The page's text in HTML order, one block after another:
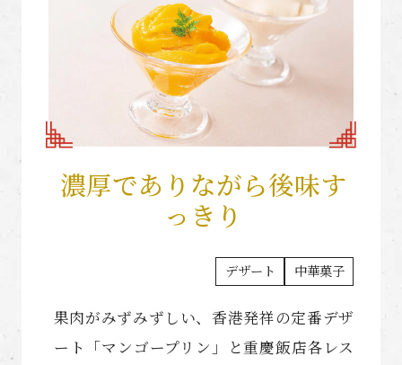
濃厚でありながら後味す
っきり
デザート 中華菓子
果肉がみずみずしい、香港発祥の定番デザ
ート「マンゴープリン」と重慶飯店各レス